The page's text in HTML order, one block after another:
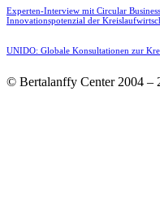
Experten-Interview mit Circular
Innovationspotenzial der
UNIDO: Globale Konsultationen zur
© Bertalanffy Center 2004 –